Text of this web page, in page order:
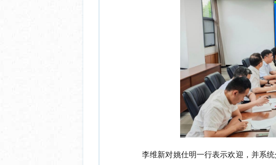
李维新对姚仕明一行表示欢迎，并系